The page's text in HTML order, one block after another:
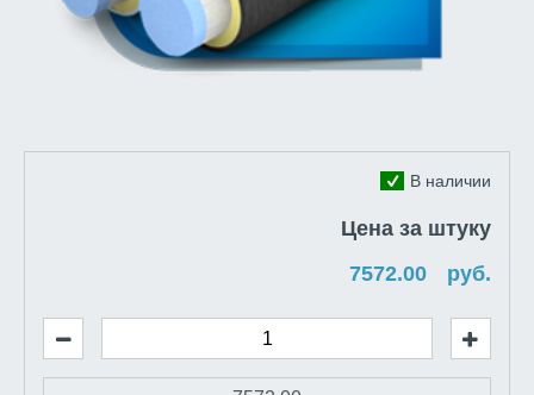
В наличии
Цена за штуку
руб.